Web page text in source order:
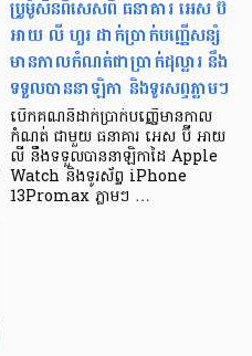
ប្រូម៉ូសិនពិសេសពី ធនាគារ អេស ប៊ី
អាយ លី ហួរ ដាក់ប្រាក់បញ្ញើសន្សំ
មានកាលកំណត់ជាប្រាក់ដុល្លារ នឹង
ទទួលបាននាឡិកា និងទូរសព្ទភ្លាមៗ
បើកគណនីដាក់ប្រាក់បញ្ញើមានកាល
កំណត់ ជាមួយ ធនាគារ អេស ប៊ី អាយ
លី នឹងទទួលបាននាឡិកាដៃ Apple
Watch និងទូរស័ព្ទ iPhone
13Promax ភ្លាមៗ …